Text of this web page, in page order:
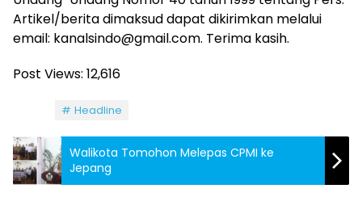
Artikel/berita dimaksud dapat dikirimkan melalui
email: kanalsindo@gmail.com. Terima kasih.
Post Views: 12,616
Headline
Walikota Tomohon Melepas CPMI ke
Jepang